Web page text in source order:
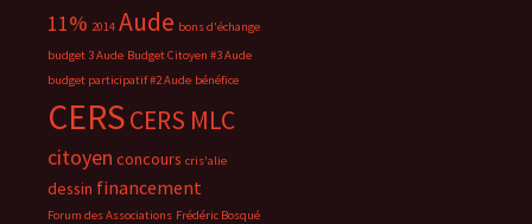
11% 2014 Aude bons d'échange
budget 3 Aude Budget Citoyen #3 Aude
budget participatif #2 Aude bénéfice
CERSCERS MLC
citoyen concours cris'alie
dessin financement
Forum des Associations Frédéric Bosqué